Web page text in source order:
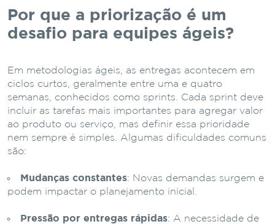
Por que a priorização é um
desafio para equipes ágeis?
Em metodologias ágeis, as entregas acontecem em
ciclos curtos, geralmente entre uma e quatro
semanas, conhecidos como sprints. Cada sprint deve
incluir as tarefas mais importantes para agregar valor
ao produto ou serviço, mas definir essa prioridade
nem sempre é simples. Algumas dificuldades comuns
são:
Mudanças constantes: Novas demandas surgem e
podem impactar o planejamento inicial.
Pressão por entregas rápidas: A necessidade de